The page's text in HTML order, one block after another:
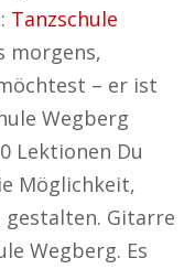
Tanzschule
morgens,
– er ist
Wegberg
Lektionen Du
Möglichkeit,
Gitarre
Wegberg. Es